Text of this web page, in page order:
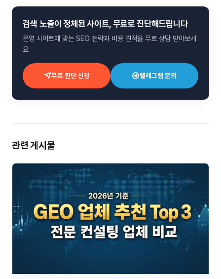
검색 노출이 정체된 사이트, 무료로 진단해드립니다
운영 사이트에 맞는 SEO 전략과 비용 견적을 무료 상담 받아보세
요
무료 진단 신청 텔레그램 문의
관련 게시물